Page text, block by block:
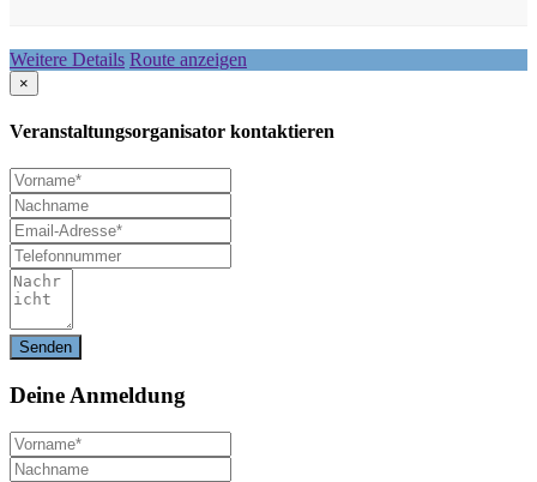
Weitere Details Route anzeigen
×
Veranstaltungsorganisator kontaktieren
Deine Anmeldung